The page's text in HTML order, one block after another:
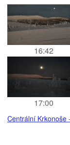
16:42
17:00
Centrální Krkonoše